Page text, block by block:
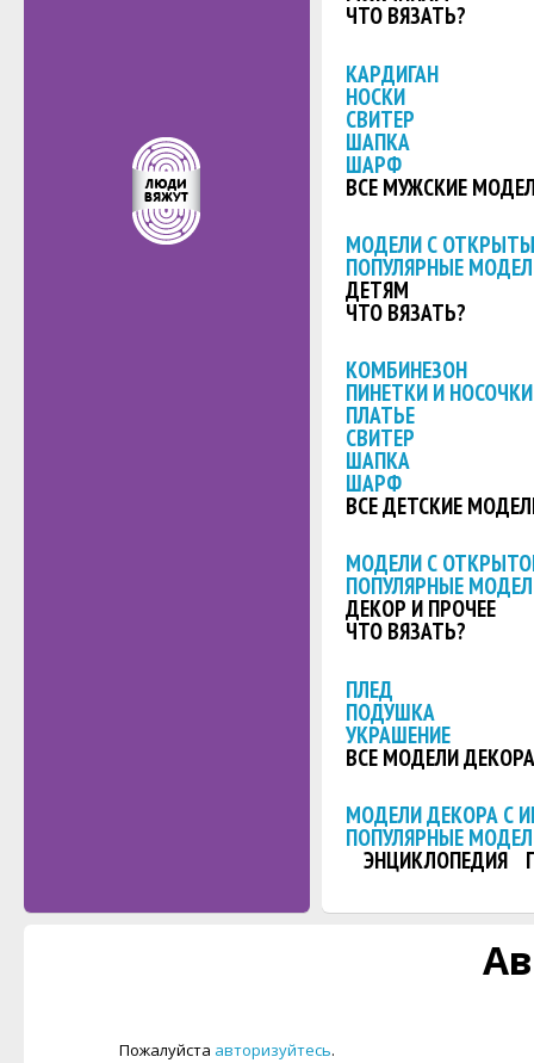
ЧТО ВЯЗАТЬ?
КАРДИГАН
НОСКИ
СВИТЕР
ШАПКА
ШАРФ
ВСЕ МУЖСКИЕ
МОДЕЛИ С
ПОПУЛЯРНЫЕ
ДЕТЯМ
ЧТО ВЯЗАТЬ?
КОМБИНЕЗОН
ПИНЕТКИ И НОСОЧКИ
ПЛАТЬЕ
СВИТЕР
ШАПКА
ШАРФ
ВСЕ ДЕТСКИЕ
МОДЕЛИ С
ПОПУЛЯРНЫЕ
ДЕКОР И ПРОЧЕЕ
ЧТО ВЯЗАТЬ?
ПЛЕД
ПОДУШКА
УКРАШЕНИЕ
ВСЕ МОДЕЛИ ДЕКОРА
МОДЕЛИ ДЕКОРА С
ПОПУЛЯРНЫЕ
ЭНЦИКЛОПЕДИЯ
Пожалуйста авторизуйтесь.